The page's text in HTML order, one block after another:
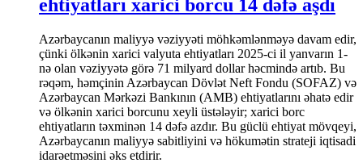
ehtiyatları xarici borcu 14 dəfə aşdı
Azərbaycanın maliyyə vəziyyəti möhkəmlənməyə davam edir,
çünki ölkənin xarici valyuta ehtiyatları 2025-ci il yanvarın 1-
nə olan vəziyyətə görə 71 milyard dollar həcmində artıb. Bu
rəqəm, həmçinin Azərbaycan Dövlət Neft Fondu (SOFAZ) və
Azərbaycan Mərkəzi Bankının (AMB) ehtiyatlarını əhatə edir
və ölkənin xarici borcunu xeyli üstələyir; xarici borc
ehtiyatların təxminən 14 dəfə azdır. Bu güclü ehtiyat mövqeyi,
Azərbaycanın maliyyə sabitliyini və hökumətin strateji iqtisadi
idarəetməsini əks etdirir.